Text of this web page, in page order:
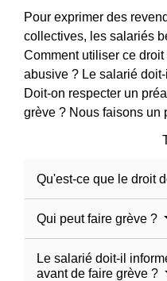
Pour exprimer des
collectives, les salariés
Comment utiliser ce
abusive ? Le salarié
Doit-on respecter un
grève ? Nous faisons un
Qu'est-ce que le droit
Qui peut faire grève ?
Le salarié doit-il
avant de faire grève ?